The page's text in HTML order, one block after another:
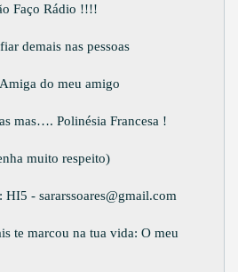
Faço Rádio !!!!
demais nas pessoas
do meu amigo
mas…. Polinésia Francesa !
muito respeito)
HI5 - sararssoares@gmail.com
te marcou na tua vida: O meu